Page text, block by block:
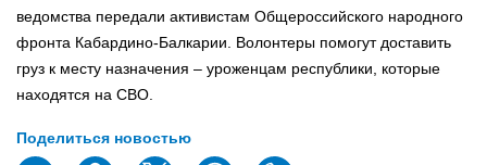
ведомства передали активистам Общероссийского народного
фронта Кабардино-Балкарии. Волонтеры помогут доставить
груз к месту назначения – уроженцам республики, которые
находятся на СВО.
Поделиться новостью